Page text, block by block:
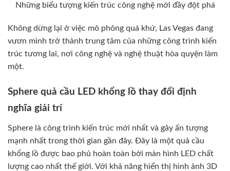
Những biểu tượng kiến trúc công nghệ mới đầy đột phá
Không dừng lại ở việc mô phỏng quá khứ, Las Vegas đang
vươn mình trở thành trung tâm của những công trình kiến
trúc tương lai, nơi công nghệ và nghệ thuật hòa quyện làm
một.
Sphere quả cầu LED khổng lồ thay đổi định
nghĩa giải trí
Sphere là công trình kiến trúc mới nhất và gây ấn tượng
mạnh nhất trong thời gian gần đây. Đây là một quả cầu
khổng lồ được bao phủ hoàn toàn bởi màn hình LED chất
lượng cao nhất thế giới. Với khả năng hiển thị hình ảnh 3D